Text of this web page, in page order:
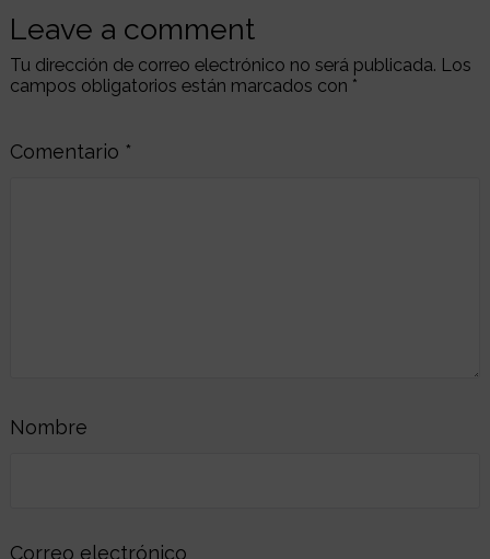
Leave a comment
Tu dirección de correo electrónico no será publicada. Los
campos obligatorios están marcados con *
Comentario *
Nombre
Correo electrónico